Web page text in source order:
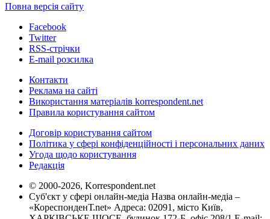
Повна версія сайту
Facebook
Twitter
RSS-стрічки
E-mail розсилка
Контакти
Реклама на сайті
Використання матеріалів korrespondent.net
Правила користування сайтом
Договір користування сайтом
Політика у сфері конфіденційності і персональних даних
Угода щодо користування
Редакція
© 2000-2026, Korrespondent.net
Суб'єкт у сфері онлайн-медіа Назва онлайн-медіа –
«КореспонденТ.net» Адреса: 02091, місто Київ,